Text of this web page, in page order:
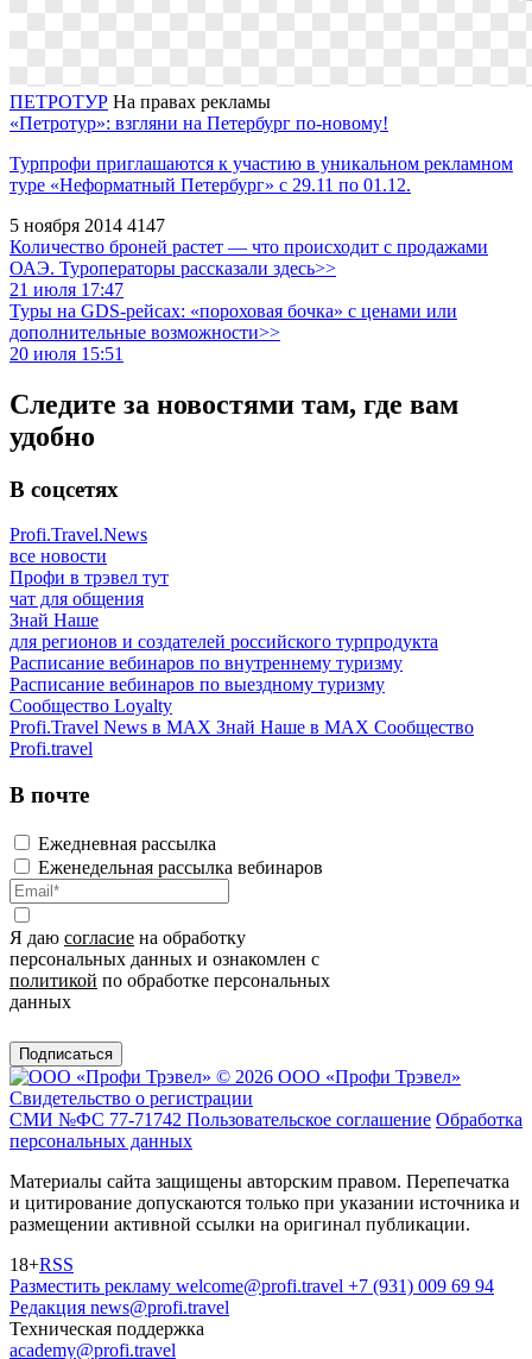
ПЕТРОТУР На правах рекламы
«Петротур»: взгляни на Петербург по-новому!
Турпрофи приглашаются к участию в уникальном рекламном
туре «Неформатный Петербург» с 29.11 по 01.12.
5 ноября 2014 4147
Количество броней растет — что происходит с продажами
ОАЭ. Туроператоры рассказали здесь>>
21 июля 17:47
Туры на GDS-рейсах: «пороховая бочка» с ценами или
дополнительные возможности>>
20 июля 15:51
Следите за новостями там, где вам
удобно
В соцсетях
Profi.Travel.News
все новости
Профи в трэвел тут
чат для общения
Знай Наше
для регионов и создателей российского турпродукта
Расписание вебинаров по внутреннему туризму
Расписание вебинаров по выездному туризму
Сообщество Loyalty
Profi.Travel News в MAX Знай Наше в MAX Сообщество
Profi.travel
В почте
Ежедневная рассылка
Еженедельная рассылка вебинаров
Я даю согласие на обработку
персональных данных и ознакомлен с
политикой по обработке персональных
данных
Подписаться
© 2026 ООО «Профи Трэвeл»
Свидетельство о регистрации
СМИ №ФС 77-71742 Пользовательское соглашение Обработка
персональных данных
Материалы сайта защищены авторским правом. Перепечатка
и цитирование допускаются только при указании источника и
размещении активной ссылки на оригинал публикации.
18+RSS
Разместить рекламу welcome@profi.travel +7 (931) 009 69 94
Редакция news@profi.travel
Техническая поддержка
academy@profi.travel